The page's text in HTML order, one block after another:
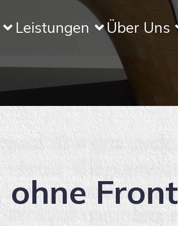
Leistungen Über Uns
ohne Front